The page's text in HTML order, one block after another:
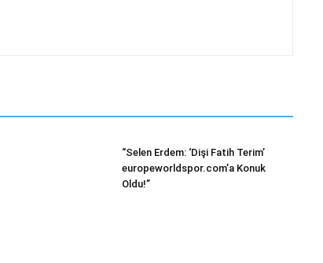
“Selen Erdem: ‘Dişi Fatih Terim’
europeworldspor.com’a Konuk
Oldu!”